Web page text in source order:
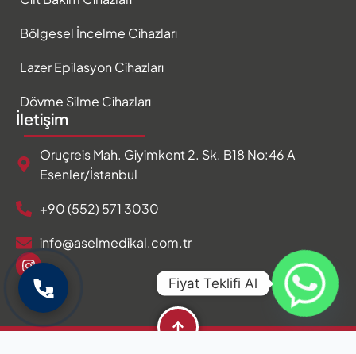
Bölgesel İncelme Cihazları
Lazer Epilasyon Cihazları
Dövme Silme Cihazları
İletişim
Oruçreis Mah. Giyimkent 2. Sk. B18 No:46 A
Esenler/İstanbul
+90 (552) 571 3030
info@aselmedikal.com.tr
Fiyat Teklifi Al